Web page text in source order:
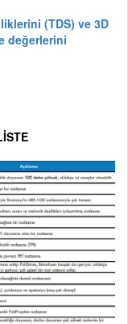
(TDS) ve 3D
değerlerini